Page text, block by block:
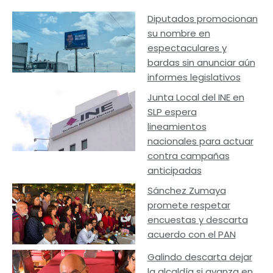
Diputados promocionan
su nombre en
espectaculares y
bardas sin anunciar aún
informes legislativos
Junta Local del INE en
SLP espera
lineamientos
nacionales para actuar
contra campañas
anticipadas
Sánchez Zumaya
promete respetar
encuestas y descarta
acuerdo con el PAN
Galindo descarta dejar